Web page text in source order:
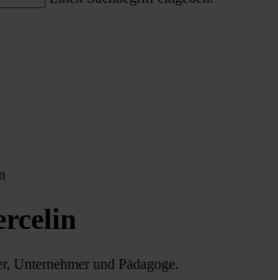
Unternehmer und Pädagoge.